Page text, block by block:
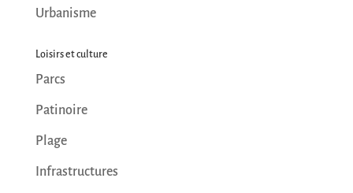
Urbanisme
Loisirs et culture
Parcs
Patinoire
Plage
Infrastructures